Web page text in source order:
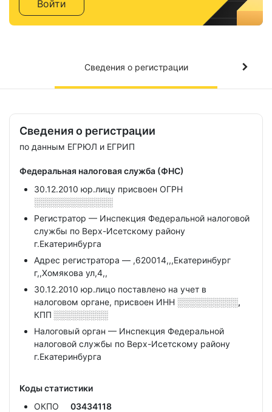
Войти
Сведения о регистрации
Сведения о регистрации
по данным ЕГРЮЛ и ЕГРИП
Федеральная налоговая служба (ФНС)
30.12.2010 юр.лицу присвоен ОГРН
░░░░░░░░░░░░░
Регистратор — Инспекция Федеральной налоговой
службы по Верх-Исетскому району
г.Екатеринбурга
Адрес регистратора — ,620014,,,Екатеринбург
г,,Хомякова ул,4,,
30.12.2010 юр.лицо поставлено на учет в
налоговом органе, присвоен ИНН ░░░░░░░░░░,
КПП ░░░░░░░░░
Налоговый орган — Инспекция Федеральной
налоговой службы по Верх-Исетскому району
г.Екатеринбурга
Коды статистики
ОКПО
03434118